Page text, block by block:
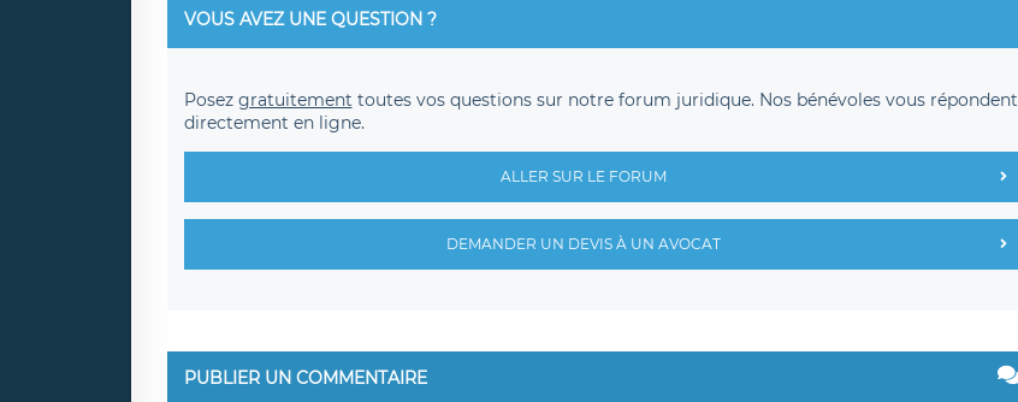
VOUS AVEZ UNE QUESTION ?
Posez gratuitement toutes vos questions sur notre forum juridique. Nos bénévoles vous répondent
directement en ligne.
ALLER SUR LE FORUM
DEMANDER UN DEVIS À UN AVOCAT
PUBLIER UN COMMENTAIRE